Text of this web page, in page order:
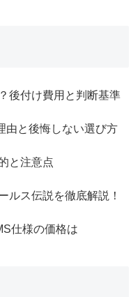
後付け費用と判断基準
由と後悔しない選び方
と注意点
ルス伝説を徹底解説！
仕様の価格は